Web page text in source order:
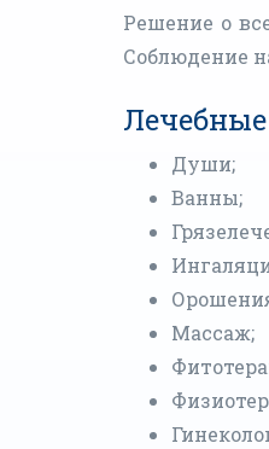
Решение о
Соблюдение
Души;
Ванны;
Массаж;